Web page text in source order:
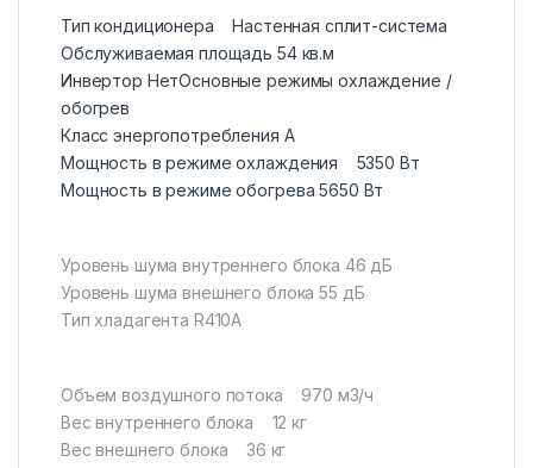
Тип кондиционера Настенная сплит-система
Обслуживаемая площадь 54 кв.м
Инвертор НетОсновные режимы охлаждение /
обогрев
Класс энергопотребления A
Мощность в режиме охлаждения 5350 Вт
Мощность в режиме обогрева 5650 Вт
Уровень шума внутреннего блока 46 дБ
Уровень шума внешнего блока 55 дБ
Тип хладагента R410A
Объем воздушного потока 970 м3/ч
Вес внутреннего блока 12 кг
Вес внешнего блока 36 кг